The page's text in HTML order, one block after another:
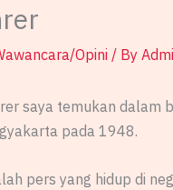
Opini / By
saya temukan dalam
pada 1948.
pers yang hidup di